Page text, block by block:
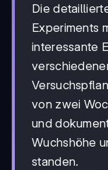
Die
Experiments
interessante
von zwei
und
Wuchshöhe
standen.